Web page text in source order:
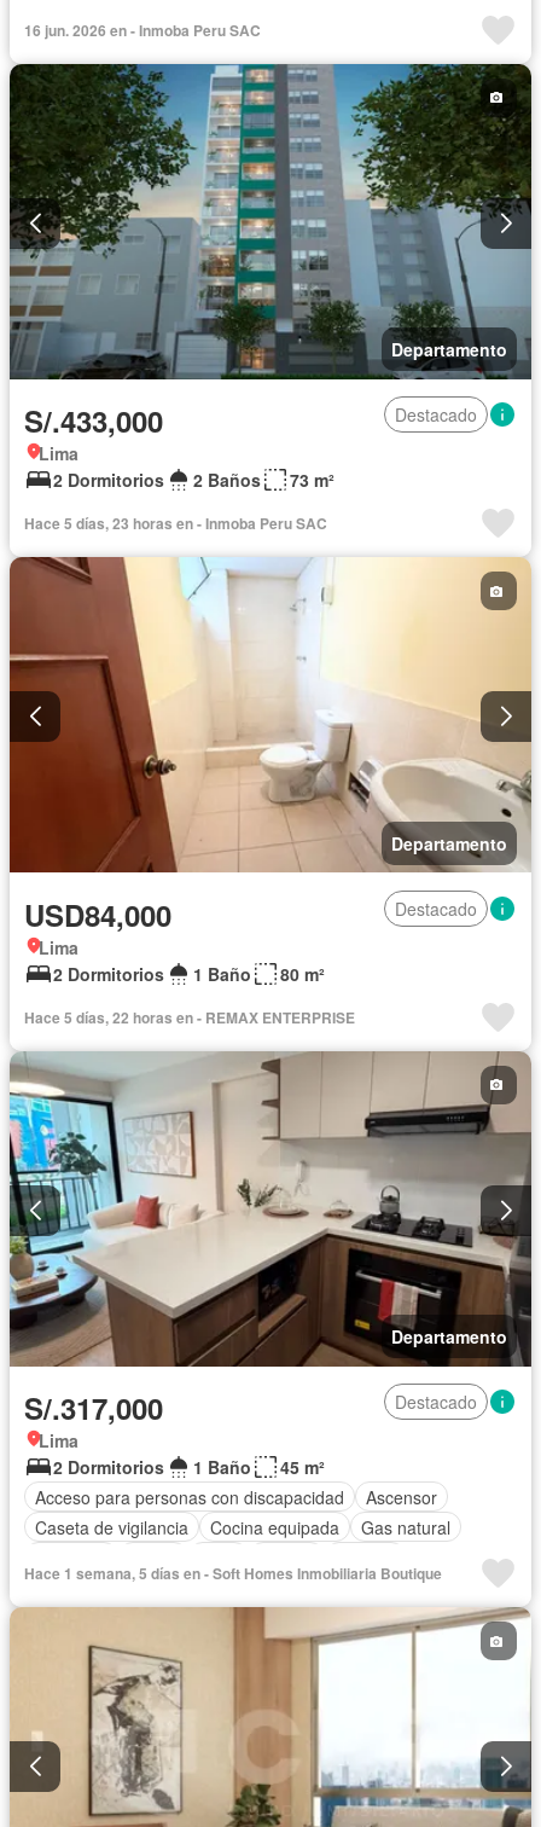
16 jun. 2026 en - Inmoba Peru SAC
Departamento
S/.433,000
Destacado
Lima
2 Dormitorios
2 Baños 73 m²
Hace 5 días, 23 horas en - Inmoba Peru SAC
Departamento
USD84,000
Destacado
Lima
2 Dormitorios
1 Baño 80 m²
Hace 5 días, 22 horas en - REMAX ENTERPRISE
Departamento
S/.317,000
Destacado
Lima
2 Dormitorios
1 Baño
45 m²
Acceso para personas con discapacidad
Ascensor
Caseta de vigilancia
Cocina equipada
Gas natural
Vista panorámica
Sin amoblar
Hace 1 semana, 5 días en - Soft Homes Inmobiliaria Boutique